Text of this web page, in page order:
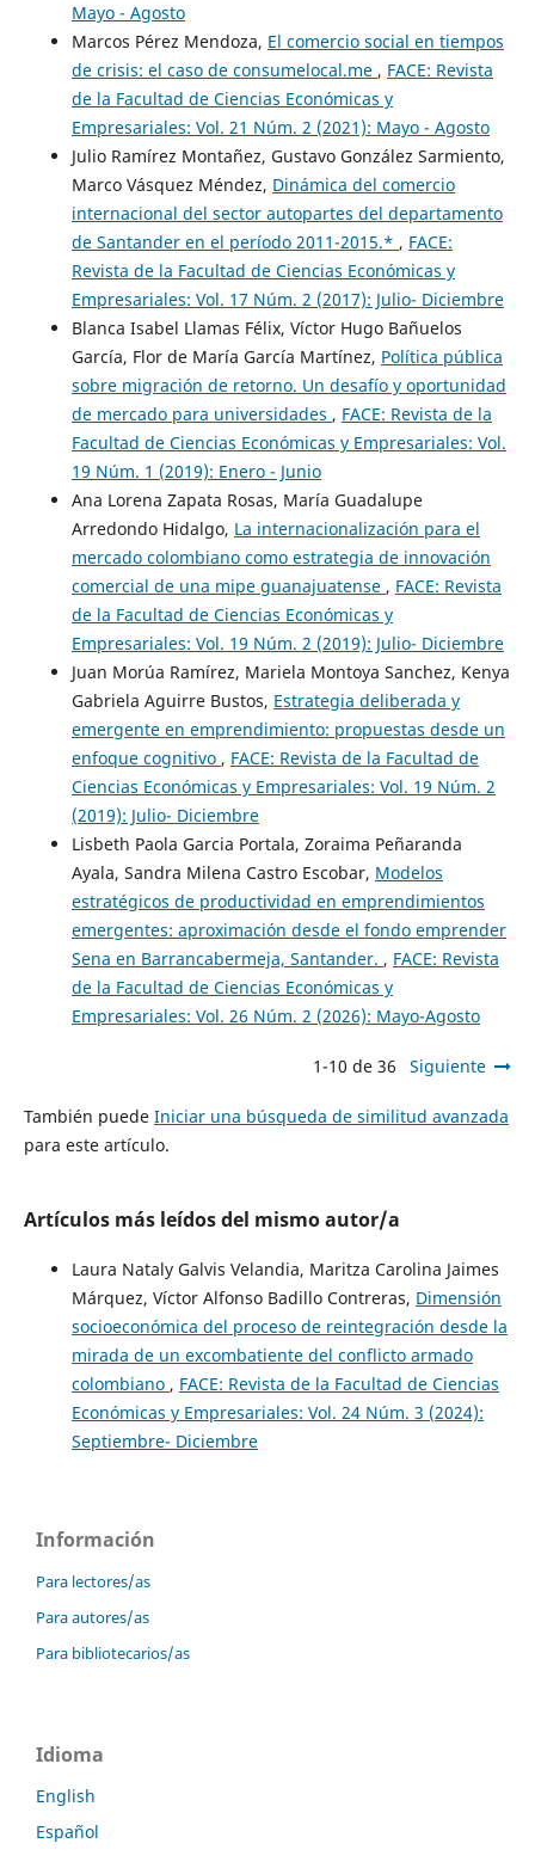
Mayo - Agosto
Marcos Pérez Mendoza, El comercio social en tiempos
de crisis: el caso de consumelocal.me , FACE: Revista
de la Facultad de Ciencias Económicas y
Empresariales: Vol. 21 Núm. 2 (2021): Mayo - Agosto
Julio Ramírez Montañez, Gustavo González Sarmiento,
Marco Vásquez Méndez, Dinámica del comercio
internacional del sector autopartes del departamento
de Santander en el período 2011-2015.* , FACE:
Revista de la Facultad de Ciencias Económicas y
Empresariales: Vol. 17 Núm. 2 (2017): Julio- Diciembre
Blanca Isabel Llamas Félix, Víctor Hugo Bañuelos
García, Flor de María García Martínez, Política pública
sobre migración de retorno. Un desafío y oportunidad
de mercado para universidades , FACE: Revista de la
Facultad de Ciencias Económicas y Empresariales: Vol.
19 Núm. 1 (2019): Enero - Junio
Ana Lorena Zapata Rosas, María Guadalupe
Arredondo Hidalgo, La internacionalización para el
mercado colombiano como estrategia de innovación
comercial de una mipe guanajuatense , FACE: Revista
de la Facultad de Ciencias Económicas y
Empresariales: Vol. 19 Núm. 2 (2019): Julio- Diciembre
Juan Morúa Ramírez, Mariela Montoya Sanchez, Kenya
Gabriela Aguirre Bustos, Estrategia deliberada y
emergente en emprendimiento: propuestas desde un
enfoque cognitivo , FACE: Revista de la Facultad de
Ciencias Económicas y Empresariales: Vol. 19 Núm. 2
(2019): Julio- Diciembre
Lisbeth Paola Garcia Portala, Zoraima Peñaranda
Ayala, Sandra Milena Castro Escobar, Modelos
estratégicos de productividad en emprendimientos
emergentes: aproximación desde el fondo emprender
Sena en Barrancabermeja, Santander. , FACE: Revista
de la Facultad de Ciencias Económicas y
Empresariales: Vol. 26 Núm. 2 (2026): Mayo-Agosto
1-10 de 36 Siguiente
También puede Iniciar una búsqueda de similitud avanzada
para este artículo.
Artículos más leídos del mismo autor/a
Laura Nataly Galvis Velandia, Maritza Carolina Jaimes
Márquez, Víctor Alfonso Badillo Contreras, Dimensión
socioeconómica del proceso de reintegración desde la
mirada de un excombatiente del conflicto armado
colombiano , FACE: Revista de la Facultad de Ciencias
Económicas y Empresariales: Vol. 24 Núm. 3 (2024):
Septiembre- Diciembre
Información
Para lectores/as
Para autores/as
Para bibliotecarios/as
Idioma
English
Español